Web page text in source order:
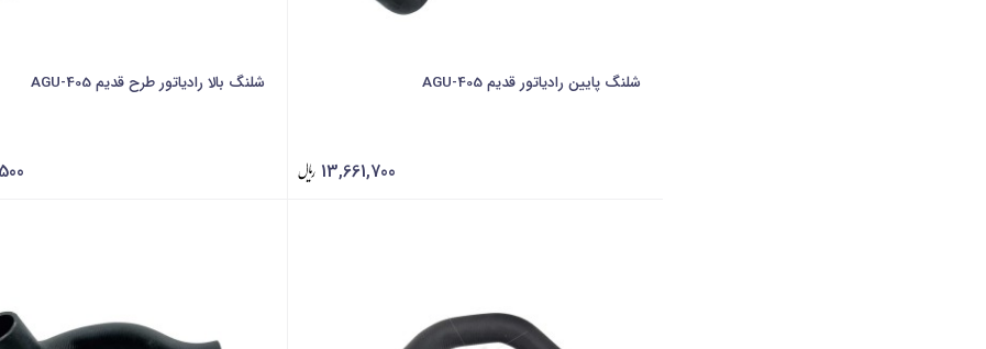
شلنگ پایین رادیاتور قدیم 405-AGU
13,661,700
شلنگ بالا رادیاتور طرح قدیم 405-AGU